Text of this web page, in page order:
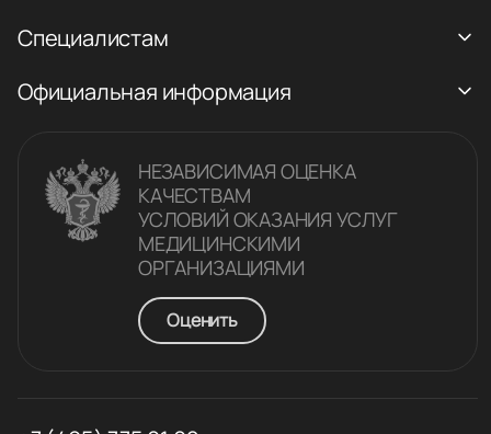
Специалистам
Официальная информация
НЕЗАВИСИМАЯ ОЦЕНКА
КАЧЕСТВАM
УСЛОВИЙ ОКАЗАНИЯ УСЛУГ
МЕДИЦИНСКИМИ
ОРГАНИЗАЦИЯМИ
Оценить